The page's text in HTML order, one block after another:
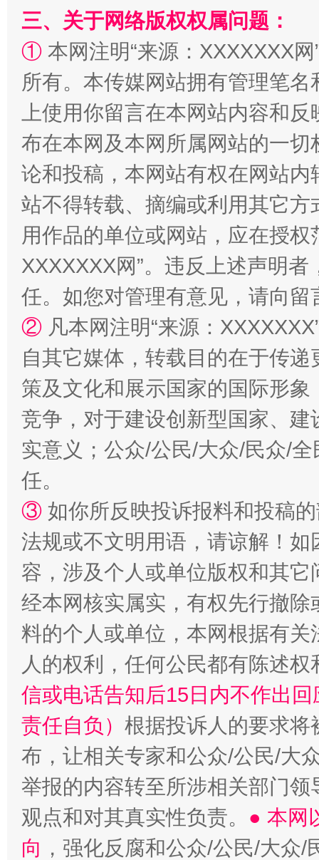
站台名比不上好声名
漫山遍野的桃花与雪山、麦地、白藏房 除
招工难、用工荒背后
三、关于网络版权权属问题：
① 本网注明“来源：XXXXXXX
所有。本传媒网站拥有管理笔
上使用你留言在本网站内容和
布在本网及本网所属网站的一
论和投稿，本网站有权在网站
站不得转载、摘编或利用其它
用作品的单位或网站，应在授
XXXXXXX网”。违反上述声明
任。如您对管理有意见，请向
② 凡本网注明“来源：
自其它媒体，转载目的在于传
策及文化和展示国家的国际形
竞争，对于建设创新型国家、
实意义；公众/公民/大众/民众/
任。
③ 如你所反映投诉报料和投稿
法规或不文明用语，请谅解！
容，涉及个人或单位版权和其它
经本网核实属实，有权先行撤
料的个人或单位，本网根据有
人的权利，任何公民都有陈述
信或电话告知后15日内不作出
责任自负） 根据投诉人的要求将
布，让相关专家和公众/公民/大
举报的内容转至所涉相关部门
观点和对其真实性负责。 ● 本网
向 ，强化反腐和公众/公民/大众